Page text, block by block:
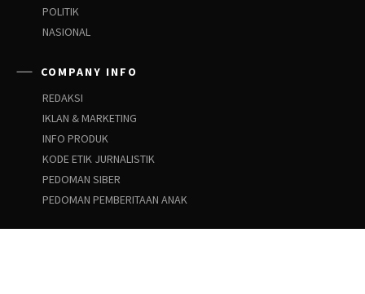
POLITIK
NASIONAL
COMPANY INFO
REDAKSI
IKLAN & MARKETING
INFO PRODUK
KODE ETIK JURNALISTIK
PEDOMAN SIBER
PEDOMAN PEMBERITAAN ANAK